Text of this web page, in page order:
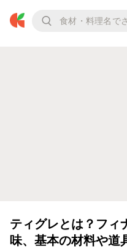
ティグレとは？フィ
味、基本の材料や道